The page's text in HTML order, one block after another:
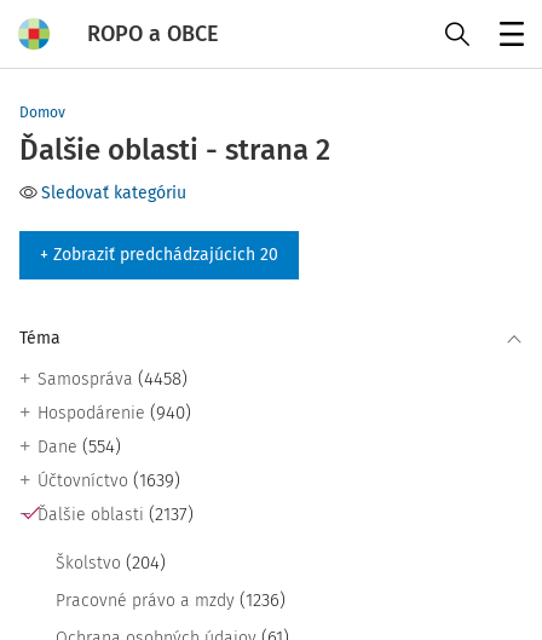
ROPO a OBCE
Domov
Ďalšie oblasti - strana 2
Sledovať kategóriu
+ Zobraziť predchádzajúcich 20
Téma
Samospráva (4458)
Hospodárenie (940)
Dane (554)
Účtovníctvo (1639)
Ďalšie oblasti (2137)
Školstvo (204)
Pracovné právo a mzdy (1236)